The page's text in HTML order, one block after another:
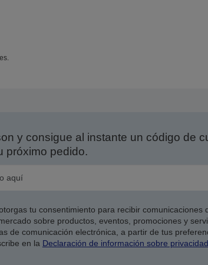
y consigue al instante un código de
próximo pedido.
tu consentimiento para recibir comunicaciones
sobre productos, eventos, promociones y
de comunicación electrónica, a partir de tus
en la Declaración de información sobre